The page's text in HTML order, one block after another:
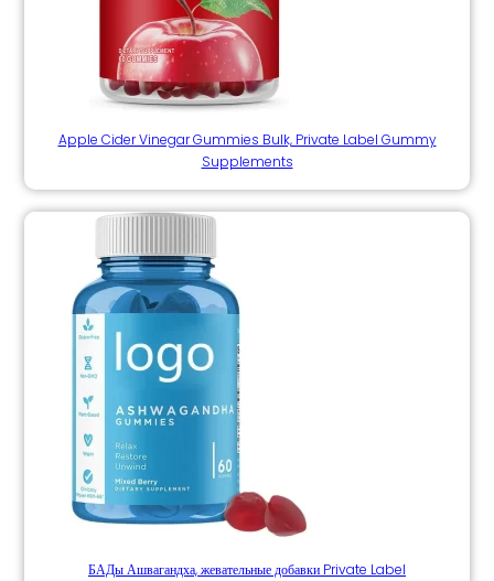
Apple Cider Vinegar Gummies Bulk, Private Label Gummy
Supplements
БАДы Ашвагандха, жевательные добавки Private Label